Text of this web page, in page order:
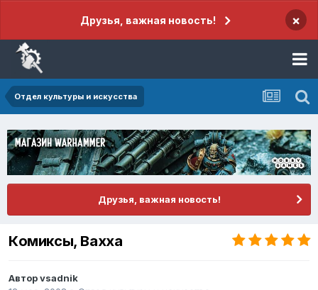
Друзья, важная новость! ×
Отдел культуры и искусства
Друзья, важная новость!
Кoмиксы, Вахха
Авторvsadnik